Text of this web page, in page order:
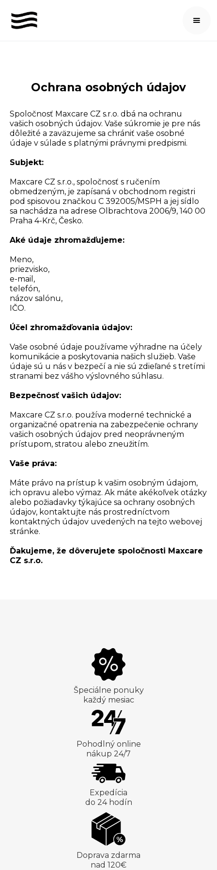
Ochrana osobných údajov
Spoločnosť Maxcare CZ s.r.o. dbá na ochranu
vašich osobných údajov. Vaše súkromie je pre nás
dôležité a zaväzujeme sa chrániť vaše osobné
údaje v súlade s platnými právnymi predpismi.
Subjekt:
Maxcare CZ s.r.o., spoločnosť s ručením
obmedzeným, je zapísaná v obchodnom registri
pod spisovou značkou C 392005/MSPH a jej sídlo
sa nachádza na adrese Olbrachtova 2006/9, 140 00
Praha 4-Krč, Česko.
Aké údaje zhromažďujeme:
Meno,
priezvisko,
e-mail,
telefón,
názov salónu,
IČO.
Účel zhromažďovania údajov:
Vaše osobné údaje používame výhradne na účely
komunikácie a poskytovania našich služieb. Vaše
údaje sú u nás v bezpečí a nie sú zdieľané s tretími
stranami bez vášho výslovného súhlasu.
Bezpečnosť vašich údajov:
Maxcare CZ s.r.o. používa moderné technické a
organizačné opatrenia na zabezpečenie ochrany
vašich osobných údajov pred neoprávneným
prístupom, stratou alebo zneužitím.
Vaše práva:
Máte právo na prístup k vašim osobným údajom,
ich opravu alebo výmaz. Ak máte akékoľvek otázky
alebo požiadavky týkajúce sa ochrany osobných
údajov, kontaktujte nás prostredníctvom
kontaktných údajov uvedených na tejto webovej
stránke.
Ďakujeme, že dôverujete spoločnosti Maxcare
CZ s.r.o.
Špeciálne ponuky
každý mesiac
Pohodlný online
nákup 24/7
Expedícia
do 24 hodín
Doprava zdarma
nad 120€